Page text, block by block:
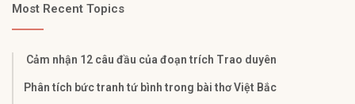
Most Recent Topics
Cảm nhận 12 câu đầu của đoạn trích Trao duyên
Phân tích bức tranh tứ bình trong bài thơ Việt Bắc